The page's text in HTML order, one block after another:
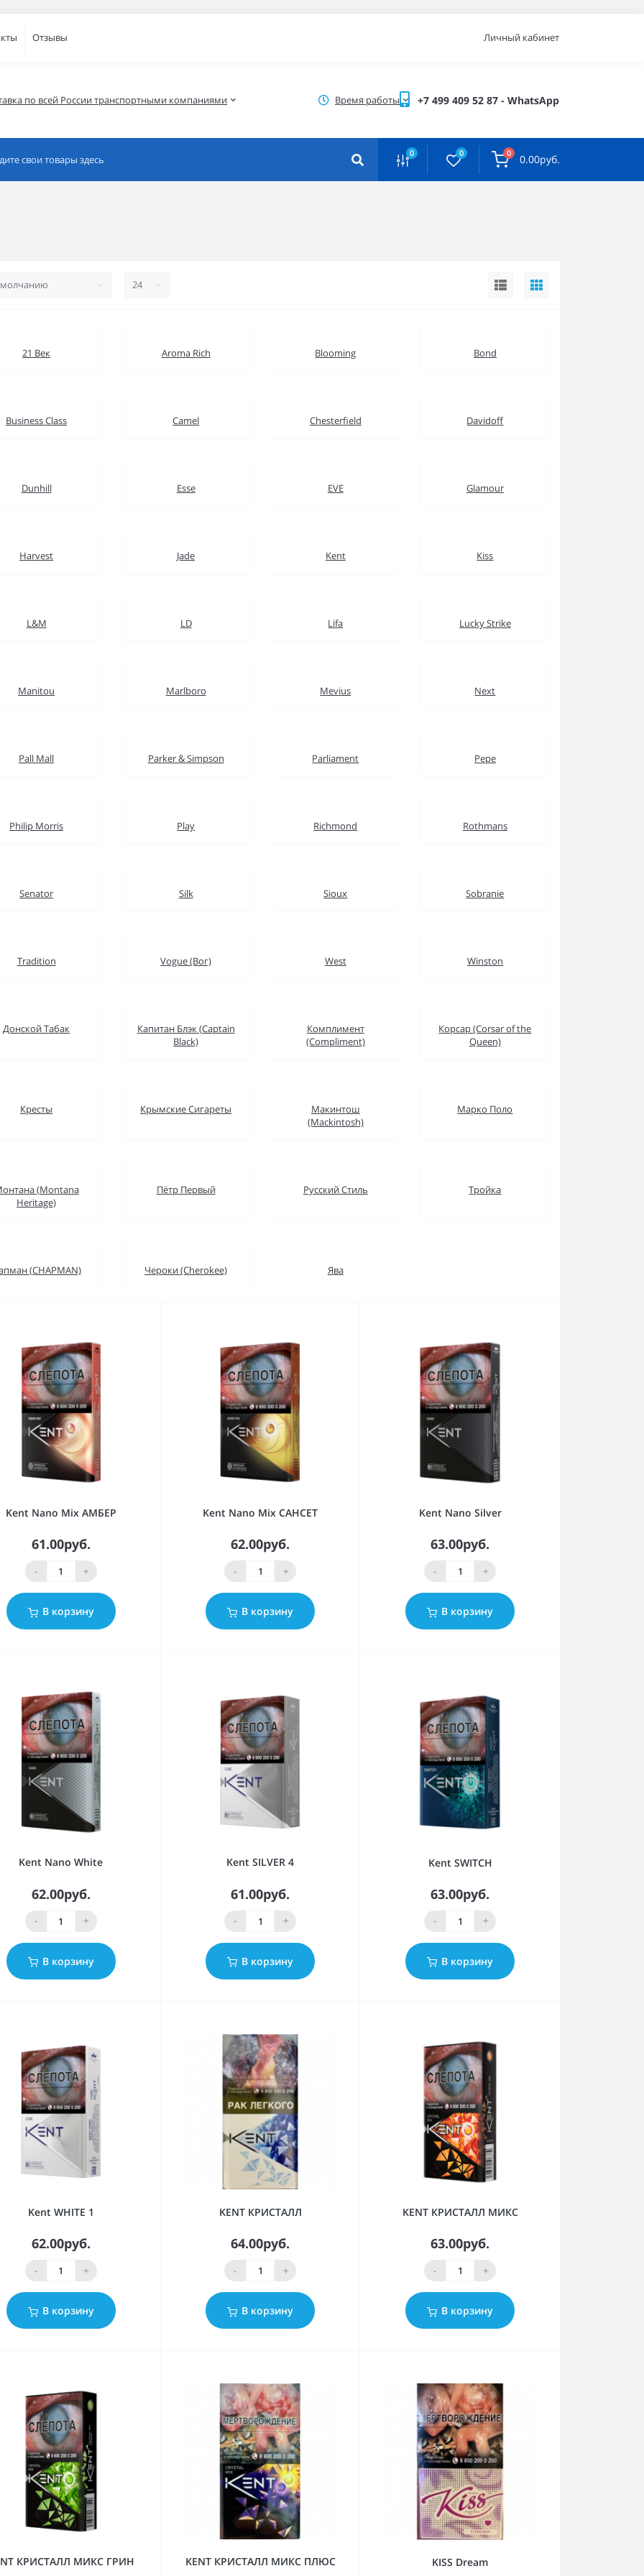
Отзывы Личный кабинет
по всей России транспортными компаниями Время работы +7 499 409 52 87 - WhatsApp
0 0 0 0.00руб.
21 Век Aroma Rich Blooming Bond
Business Class Camel Chesterfield Davidoff
Dunhill Esse EVE Glamour
Harvest Jade Kent Kiss
L&M LD Lifa Lucky Strike
Manitou Marlboro Mevius Next
Pall Mall Parker & Simpson Parliament Pepe
Philip Morris Play Richmond Rothmans
Senator Silk Sioux Sobranie
Tradition Vogue (Вог) West Winston
Донской Табак
Капитан Блэк (Captain
Black)
Комплимент
(Compliment)
Корсар (Corsar of the
Queen)
Кресты Крымские Сигареты
Макинтош
(Mackintosh)
Марко Поло
(Montana
Heritage)
Пётр Первый Русский Стиль Тройка
(CHAPMAN) Чероки (Cherokee) Ява
Kent Nano Mix АМБЕР
61.00руб.
- +
В корзину
Kent Nano Mix САНСЕТ
62.00руб.
- +
В корзину
Kent Nano Silver
63.00руб.
- +
В корзину
Kent Nano White
62.00руб.
- +
В корзину
Kent SILVER 4
61.00руб.
- +
В корзину
Kent SWITCH
63.00руб.
- +
В корзину
Kent WHITE 1
62.00руб.
- +
В корзину
KENT КРИСТАЛЛ
64.00руб.
- +
В корзину
KENT КРИСТАЛЛ МИКС
63.00руб.
- +
В корзину
КРИСТАЛЛ МИКС ГРИН KENT КРИСТАЛЛ МИКС ПЛЮС KISS Dream